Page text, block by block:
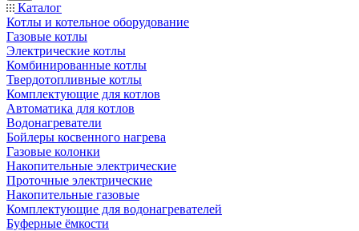
Каталог
Котлы и котельное оборудование
Газовые котлы
Электрические котлы
Комбинированные котлы
Твердотопливные котлы
Комплектующие для котлов
Автоматика для котлов
Водонагреватели
Бойлеры косвенного нагрева
Газовые колонки
Накопительные электрические
Проточные электрические
Накопительные газовые
Комплектующие для водонагревателей
Буферные ёмкости